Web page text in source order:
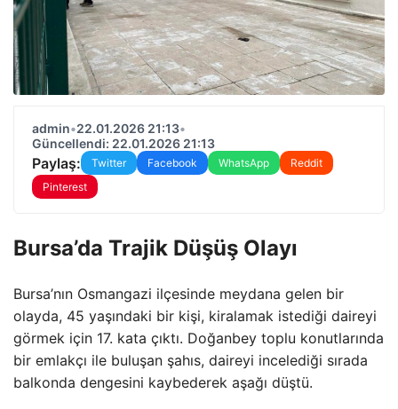
admin•22.01.2026 21:13•
Güncellendi: 22.01.2026 21:13
Paylaş: Twitter Facebook WhatsApp
Reddit
Pinterest
Bursa’da Trajik Düşüş Olayı
Bursa’nın Osmangazi ilçesinde meydana gelen bir
olayda, 45 yaşındaki bir kişi, kiralamak istediği daireyi
görmek için 17. kata çıktı. Doğanbey toplu konutlarında
bir emlakçı ile buluşan şahıs, daireyi incelediği sırada
balkonda dengesini kaybederek aşağı düştü.